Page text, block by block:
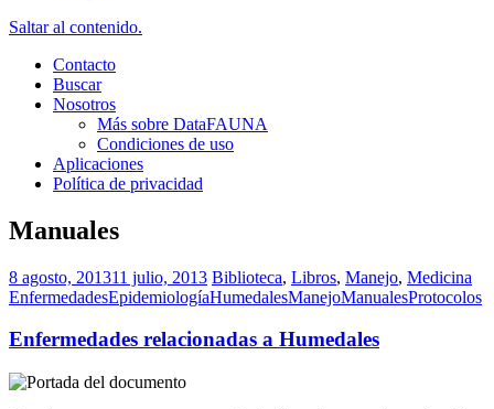
Saltar al contenido.
Contacto
Buscar
Nosotros
Más sobre DataFAUNA
Condiciones de uso
Aplicaciones
Política de privacidad
Manuales
8 agosto, 201311 julio, 2013 Biblioteca, Libros, Manejo, Medicina
EnfermedadesEpidemiologíaHumedalesManejoManualesProtocolos
Enfermedades relacionadas a Humedales